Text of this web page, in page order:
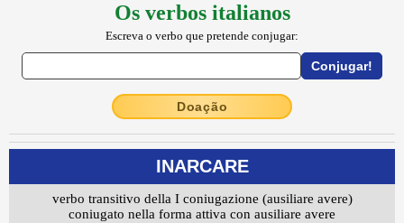
Os verbos italianos
Escreva o verbo que pretende conjugar:
Doação
INARCARE
verbo transitivo della I coniugazione (ausiliare avere)
coniugato nella forma attiva con ausiliare avere